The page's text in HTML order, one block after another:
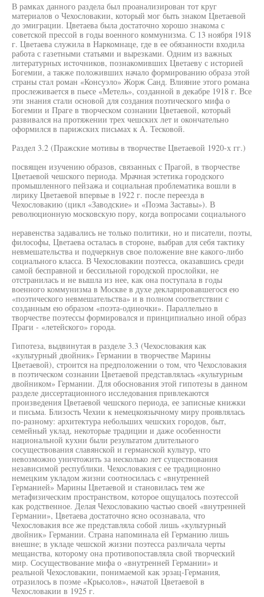
В рамках данного раздела был проанализирован тот круг
материалов о Чехословакии, который мог быть знаком Цветаевой
до эмиграции. Цветаева была достаточно хорошо знакома с
советской прессой в годы военного коммунизма. С 13 ноября 1918
г. Цветаева служила в Наркомнаце, где в ее обязанности входила
работа с газетными статьями и вырезками. Одним из важных
литературных источников, познакомивших Цветаеву с историей
Богемии, а также положивших начало формированию образа этой
страны стал роман «Консуэло» Жорж Санд. Влияние этого романа
прослеживается в пьесе «Метель», созданной в декабре 1918 г. Все
эти знания стали основой для создания поэтического мифа о
Богемии и Праге в творческом сознании Цветаевой, который
развивался на протяжении трех чешских лет и окончательно
оформился в парижских письмах к А. Тесковой.
Раздел 3.2 (Пражские мотивы в творчестве Цветаевой 1920-х гг.)
посвящен изучению образов, связанных с Прагой, в творчестве
Цветаевой чешского периода. Мрачная эстетика городского
промышленного пейзажа и социальная проблематика вошли в
лирику Цветаевой впервые в 1922 г. после переезда в
Чехословакию (цикл «Заводские» и «Поэма Заставы»). В
революционную московскую пору, когда вопросами социального
неравенства задавались не только политики, но и писатели, поэты,
философы, Цветаева осталась в стороне, выбрав для себя тактику
невмешательства и подчеркнув свое положение вне какого-либо
социального класса. В Чехословакии поэтесса, оказавшись среди
самой бесправной и бессильной городской прослойки, не
отстранилась и не вышла из нее, как она поступала в годы
военного коммунизма в Москве в духе декларировавшегося ею
«поэтического невмешательства» и в полном соответствии с
созданным ею образом «поэта-одиночки». Параллельно в
творчестве поэтессы формировался и принципиально иной образ
Праги - «летейского» города.
Гипотеза, выдвинутая в разделе 3.3 (Чехословакия как
«культурный двойник» Германии в творчестве Марины
Цветаевой), строится на предположении о том, что Чехословакия
в поэтическом сознании Цветаевой представлялась «культурным
двойником» Германии. Для обоснования этой гипотезы в данном
разделе диссертационного исследования привлекаются
произведения Цветаевой чешского периода, ее записные книжки
и письма. Близость Чехии к немецкоязычному миру проявлялась
по-разному: архитектура небольших чешских городов, быт,
семейный уклад, некоторые традиции и даже особенности
национальной кухни были результатом длительного
сосуществования славянской и германской культур, что
невозможно уничтожить за несколько лет существования
независимой республики. Чехословакия с ее традиционно
немецким укладом жизни соотносилась с «внутренней
Германией» Марины Цветаевой и становилась тем же
метафизическим пространством, которое ощущалось поэтессой
как родственное. Делая Чехословакию частью своей «внутренней
Германии», Цветаева достаточно ясно осознавала, что
Чехословакия все же представляла собой лишь «культурный
двойник» Германии. Страна напоминала ей Германию лишь
внешне; в укладе чешской жизни поэтесса различала черты
мещанства, которому она противопоставляла свой творческий
мир. Сосуществование мифа о «внутренней Германии» и
реальной Чехословакии, понимаемой как эрзац-Германия,
отразилось в поэме «Крысолов», начатой Цветаевой в
Чехословакии в 1925 г.